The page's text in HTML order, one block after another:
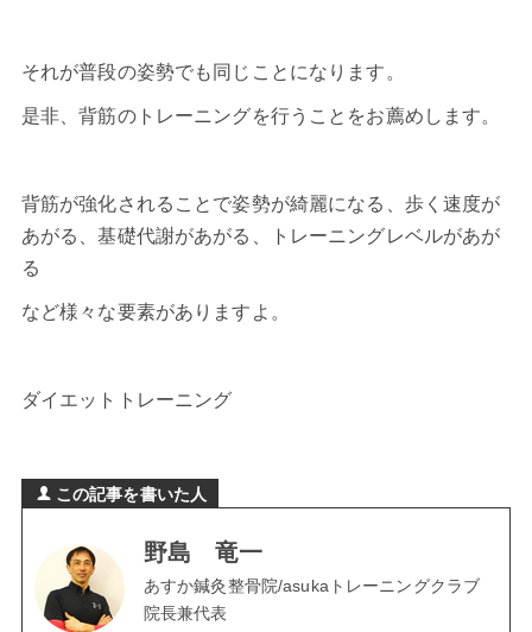
それが普段の姿勢でも同じことになります。
是非、背筋のトレーニングを行うことをお薦めします。
背筋が強化されることで姿勢が綺麗になる、歩く速度が
あがる、基礎代謝があがる、トレーニングレベルがあが
る
など様々な要素がありますよ。
ダイエットトレーニング
この記事を書いた人
野島 竜一
あすか鍼灸整骨院/asukaトレーニングクラブ
院長兼代表